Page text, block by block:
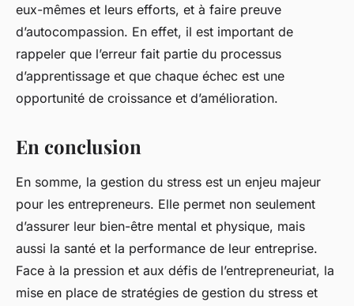
eux-mêmes et leurs efforts, et à faire preuve
d’autocompassion. En effet, il est important de
rappeler que l’erreur fait partie du processus
d’apprentissage et que chaque échec est une
opportunité de croissance et d’amélioration.
En conclusion
En somme, la gestion du stress est un enjeu majeur
pour les entrepreneurs. Elle permet non seulement
d’assurer leur bien-être mental et physique, mais
aussi la santé et la performance de leur entreprise.
Face à la pression et aux défis de l’entrepreneuriat, la
mise en place de stratégies de gestion du stress et